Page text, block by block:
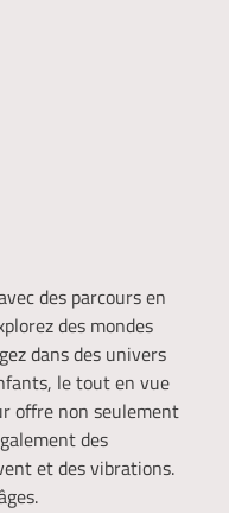
des parcours en
des mondes
dans des univers
le tout en vue
offre non seulement
des
et des vibrations.